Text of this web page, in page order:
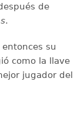
de
.
su
como la llave
jugador del